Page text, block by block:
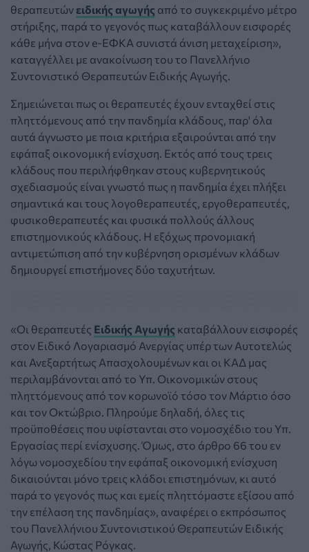
θεραπευτών ειδικής αγωγής από το συγκεκριμένο μέτρο
στήριξης, παρά το γεγονός πως καταβάλλουν εισφορές
κάθε μήνα στον e-EΦΚΑ συνιστά άνιση μεταχείριση»,
καταγγέλλει με ανακοίνωση του το Πανελλήνιο
Συντονιστικό Θεραπευτών Ειδικής Αγωγής.
Σημειώνεται πως οι θεραπευτές έχουν ενταχθεί στις
πληττόμενους από την πανδημία κλάδους, παρ' όλα
αυτά άγνωστο με ποια κριτήρια εξαιρούνται από την
εφάπαξ οικονομική ενίσχυση. Εκτός από τους τρεις
κλάδους που περιλήφθηκαν στους κυβερνητικούς
σχεδιασμούς είναι γνωστό πως η πανδημία έχει πλήξει
σημαντικά και τους λογοθεραπευτές, εργοθεραπευτές,
φυσικοθεραπευτές και φυσικά πολλούς άλλους
επιστημονικούς κλάδους. Η εξόχως προνομιακή
αντιμετώπιση από την κυβέρνηση ορισμένων κλάδων
δημιουργεί επιστήμονες δύο ταχυτήτων.
«Οι θεραπευτές Ειδικής Αγωγής καταβάλλουν εισφορές
στον Ειδικό Λογαριασμό Ανεργίας υπέρ των Αυτοτελώς
και Ανεξαρτήτως Απασχολουμένων και οι ΚΑΔ μας
περιλαμβάνονται από το Υπ. Οικονομικών στους
πληττόμενους από τον κορωνοϊό τόσο τον Μάρτιο όσο
και τον Οκτώβριο. Πληρούμε δηλαδή, όλες τις
προϋποθέσεις που υφίστανται στο νομοσχέδιο του Υπ.
Εργασίας περί ενίσχυσης. Όμως, στο άρθρο 66 του εν
λόγω νομοσχεδίου την εφάπαξ οικονομική ενίσχυση
δικαιούνται μόνο τρεις κλάδοι επιστημόνων, κι αυτό
παρά το γεγονός πως και εμείς πληττόμαστε εξίσου από
την επέλαση της πανδημίας», αναφέρει ο εκπρόσωπος
του Πανελλήνιου Συντονιστικού Θεραπευτών Ειδικής
Αγωγής, Κώστας Ρόγκας.